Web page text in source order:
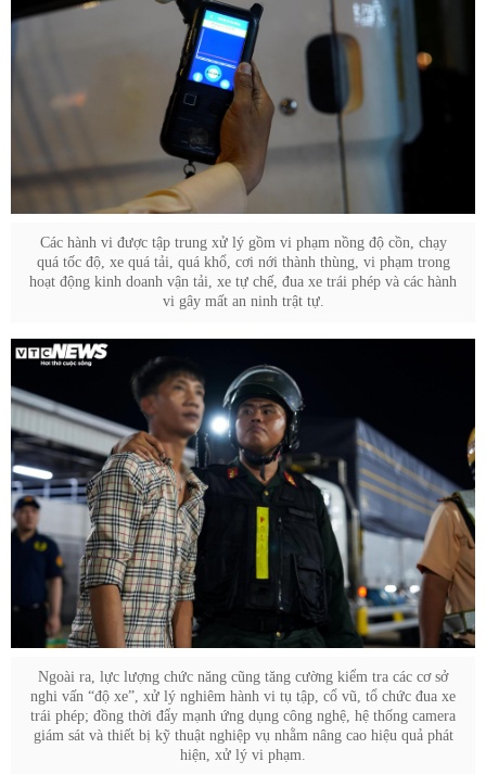
Các hành vi được tập trung xử lý gồm vi phạm nồng độ cồn, chạy
quá tốc độ, xe quá tải, quá khổ, cơi nới thành thùng, vi phạm trong
hoạt động kinh doanh vận tải, xe tự chế, đua xe trái phép và các hành
vi gây mất an ninh trật tự.
Ngoài ra, lực lượng chức năng cũng tăng cường kiểm tra các cơ sở
nghi vấn “độ xe”, xử lý nghiêm hành vi tụ tập, cổ vũ, tổ chức đua xe
trái phép; đồng thời đẩy mạnh ứng dụng công nghệ, hệ thống camera
giám sát và thiết bị kỹ thuật nghiệp vụ nhằm nâng cao hiệu quả phát
hiện, xử lý vi phạm.